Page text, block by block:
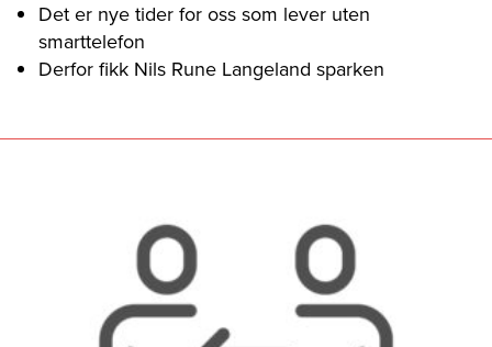
Det er nye tider for oss som lever uten
smarttelefon
Derfor fikk Nils Rune Langeland sparken